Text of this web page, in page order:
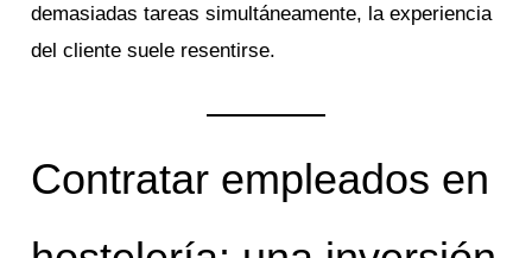
demasiadas tareas simultáneamente, la experiencia
del cliente suele resentirse.
Contratar empleados en